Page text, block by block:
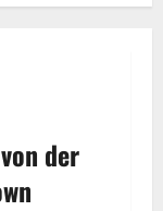
der